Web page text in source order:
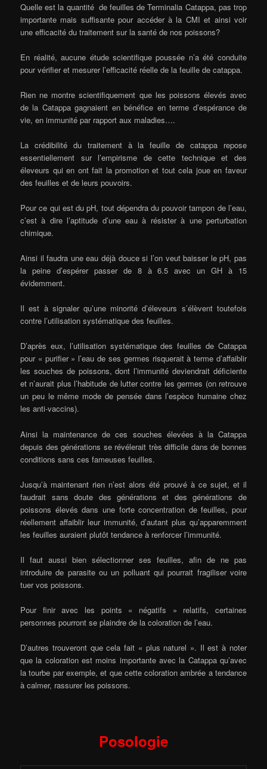
Quelle est la quantité de feuilles de Terminalia Catappa, pas trop
importante mais suffisante pour accéder à la CMI et ainsi voir
une efficacité du traitement sur la santé de nos poissons?
En réalité, aucune étude scientifique poussée n’a été conduite
pour vérifier et mesurer l’efficacité réelle de la feuille de catappa.
Rien ne montre scientifiquement que les poissons élevés avec
de la Catappa gagnaient en bénéfice en terme d’espérance de
vie, en immunité par rapport aux maladies….
La crédibilité du traitement à la feuille de catappa repose
essentiellement sur l’empirisme de cette technique et des
éleveurs qui en ont fait la promotion et tout cela joue en faveur
des feuilles et de leurs pouvoirs.
Pour ce qui est du pH, tout dépendra du pouvoir tampon de l’eau,
c’est à dire l’aptitude d’une eau à résister à une perturbation
chimique.
Ainsi il faudra une eau déjà douce si l’on veut baisser le pH, pas
la peine d’espérer passer de 8 à 6.5 avec un GH à 15
évidemment.
Il est à signaler qu’une minorité d’éleveurs s’élèvent toutefois
contre l’utilisation systématique des feuilles.
D’après eux, l’utilisation systématique des feuilles de Catappa
pour « purifier » l’eau de ses germes risquerait à terme d’affaiblir
les souches de poissons, dont l’immunité deviendrait déficiente
et n’aurait plus l’habitude de lutter contre les germes (on retrouve
un peu le même mode de pensée dans l’espèce humaine chez
les anti-vaccins).
Ainsi la maintenance de ces souches élevées à la Catappa
depuis des générations se révélerait très difficile dans de bonnes
conditions sans ces fameuses feuilles.
Jusqu’à maintenant rien n’est alors été prouvé à ce sujet, et il
faudrait sans doute des générations et des générations de
poissons élevés dans une forte concentration de feuilles, pour
réellement affaiblir leur immunité, d’autant plus qu’apparemment
les feuilles auraient plutôt tendance à renforcer l’immunité.
Il faut aussi bien sélectionner ses feuilles, afin de ne pas
introduire de parasite ou un polluant qui pourrait fragiliser voire
tuer vos poissons.
Pour finir avec les points « négatifs » relatifs, certaines
personnes pourront se plaindre de la coloration de l’eau.
D’autres trouveront que cela fait « plus naturel ». Il est à noter
que la coloration est moins importante avec la Catappa qu’avec
la tourbe par exemple, et que cette coloration ambrée a tendance
à calmer, rassurer les poissons.
Posologie